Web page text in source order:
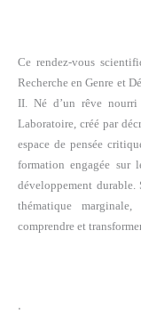
Ce rendez-vous
Recherche en Genre et
II. Né d’un rêve
Laboratoire, créé par
espace de pensée
formation engagée sur
développement
thématique
comprendre et
.